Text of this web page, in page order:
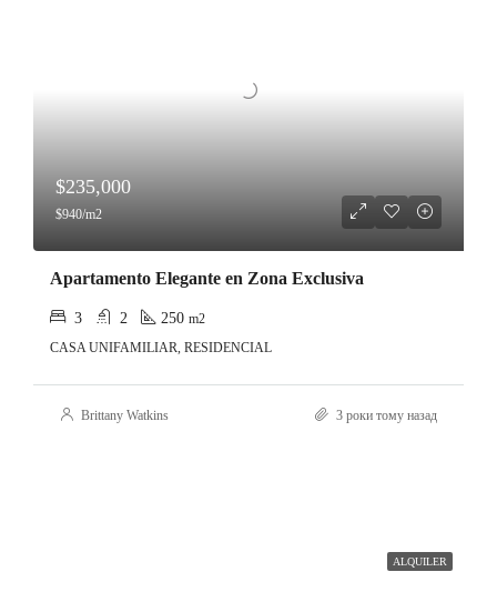
$235,000
$940/m2
Apartamento Elegante en Zona Exclusiva
3 2 250 m2
CASA UNIFAMILIAR, RESIDENCIAL
Brittany Watkins 3 роки тому назад
ALQUILER